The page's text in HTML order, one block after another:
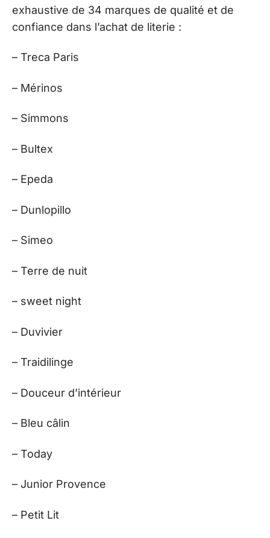
exhaustive de 34 marques de qualité et de
confiance dans l’achat de literie :
– Treca Paris
– Mérinos
– Simmons
– Bultex
– Epeda
– Dunlopillo
– Simeo
– Terre de nuit
– sweet night
– Duvivier
– Traidilinge
– Douceur d’intérieur
– Bleu câlin
– Today
– Junior Provence
– Petit Lit